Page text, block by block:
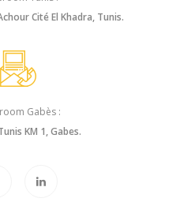
Cité El Khadra, Tunis.
Gabès :
KM 1, Gabes.